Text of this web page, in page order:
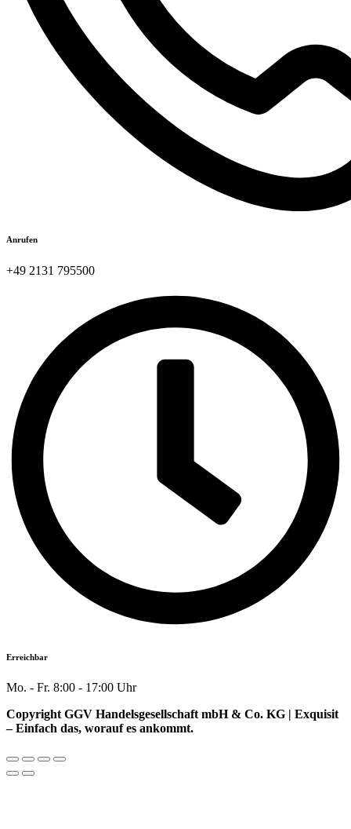
Anrufen
+49 2131 795500​
Erreichbar
Mo. - Fr. 8:00 - 17:00 Uhr
Copyright GGV Handelsgesellschaft mbH & Co. KG | Exquisit
– Einfach das, worauf es ankommt.